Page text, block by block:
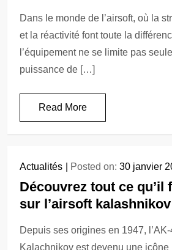
Dans le monde de l’airsoft, où la
et la réactivité font toute la
l’équipement ne se limite pas
puissance de […]
Read More
Actualités Posted on: 30 janvier
Découvrez tout ce qu’il
sur l’airsoft
Depuis ses origines en 1947,
Kalachnikov est devenu une